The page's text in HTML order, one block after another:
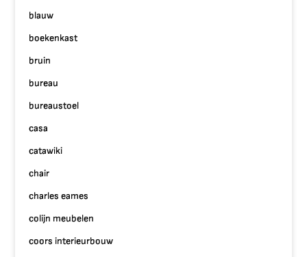
blauw
boekenkast
bruin
bureau
bureaustoel
casa
catawiki
chair
charles eames
colijn meubelen
coors interieurbouw